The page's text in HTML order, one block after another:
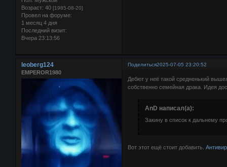
Возраст: 40 [1985-08-20]
Провел на форуме:
1 месяц 4 дня
Последний визит:
Вчера 23:13:56
Поделиться2025-07-05 23:20:52
leoberg124
EMPEROR1980
Дебют у неё такой средненький
собственно семейная драка. Идея
AnD написал(а):
Закину в список к дальнему
Вот этот ещё стоит добавить.